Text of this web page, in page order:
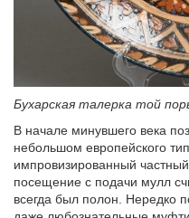
Бухарская талерка той
В начале минувшего века
небольшом европейского
импровизированный
посещение с подачи мулл
всегда был полон. Нередко